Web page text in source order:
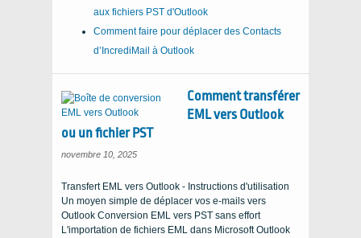
aux fichiers PST d'Outlook
Comment faire pour déplacer des Contacts
d’IncrediMail à Outlook
Comment transférer
EML vers Outlook
ou un fichier PST
novembre 10, 2025
Transfert EML vers Outlook - Instructions d'utilisation
Un moyen simple de déplacer vos e-mails vers
Outlook Conversion EML vers PST sans effort
L'importation de fichiers EML dans Microsoft Outlook